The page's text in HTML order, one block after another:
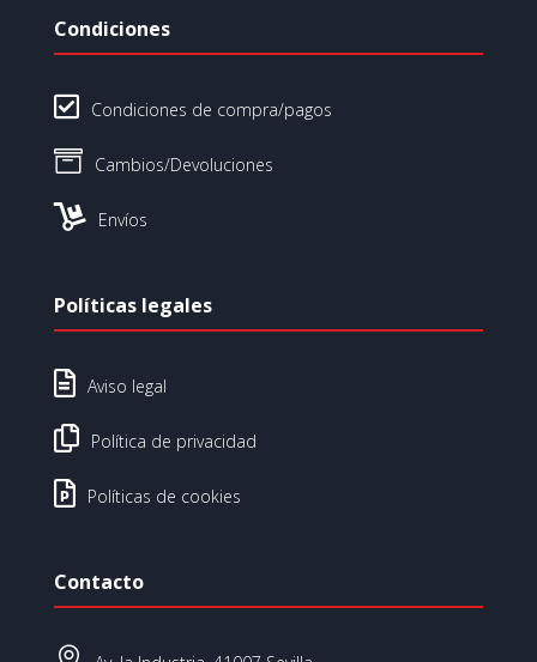
Condiciones
 Condiciones de compra/pagos
 Cambios/Devoluciones
 Envíos
Políticas legales
 Aviso legal
 Política de privacidad
 Políticas de cookies
Contacto